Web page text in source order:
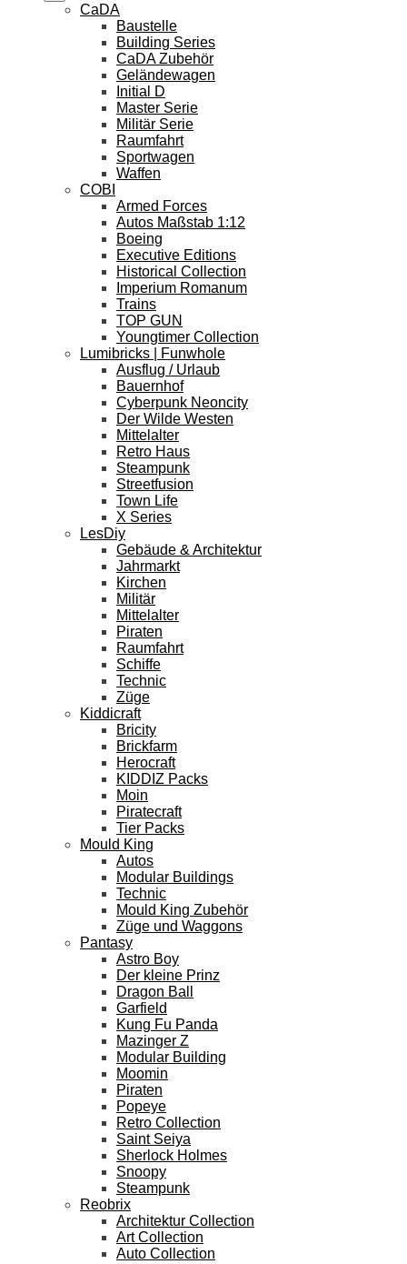
CaDA
Baustelle
Building Series
CaDA Zubehör
Geländewagen
Initial D
Master Serie
Militär Serie
Raumfahrt
Sportwagen
Waffen
COBI
Armed Forces
Autos Maßstab 1:12
Boeing
Executive Editions
Historical Collection
Imperium Romanum
Trains
TOP GUN
Youngtimer Collection
Lumibricks | Funwhole
Ausflug / Urlaub
Bauernhof
Cyberpunk Neoncity
Der Wilde Westen
Mittelalter
Retro Haus
Steampunk
Streetfusion
Town Life
X Series
LesDiy
Gebäude & Architektur
Jahrmarkt
Kirchen
Militär
Mittelalter
Piraten
Raumfahrt
Schiffe
Technic
Züge
Kiddicraft
Bricity
Brickfarm
Herocraft
KIDDIZ Packs
Moin
Piratecraft
Tier Packs
Mould King
Autos
Modular Buildings
Technic
Mould King Zubehör
Züge und Waggons
Pantasy
Astro Boy
Der kleine Prinz
Dragon Ball
Garfield
Kung Fu Panda
Mazinger Z
Modular Building
Moomin
Piraten
Popeye
Retro Collection
Saint Seiya
Sherlock Holmes
Snoopy
Steampunk
Reobrix
Architektur Collection
Art Collection
Auto Collection